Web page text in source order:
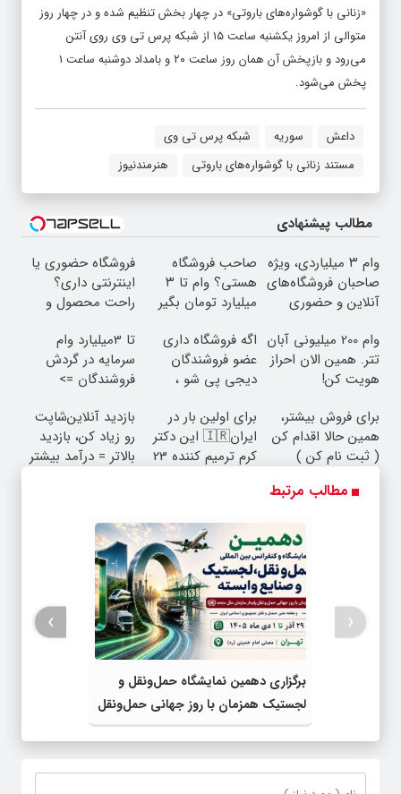
«زنانی با گوشواره‌های باروتی» در چهار بخش تنظیم شده و در چهار روز
متوالی از امروز یکشنبه ساعت ۱۵ از شبکه پرس تی وی روی آنتن
می‌رود و بازپخش آن همان روز ساعت ۲۰ و بامداد دوشنبه ساعت ۱
پخش می‌شود.
داعش سوریه
شبکه پرس تی وی
مستند زنانی با گوشواره‌های باروتی
هنرمندنیوز
مطالب پیشنهادی
وام ۳ میلیاردی، ویژه
صاحبان فروشگاه‌های
آنلاین و حضوری
صاحب فروشگاه
هستی؟ وام تا ۳
میلیارد تومان بگیر
فروشگاه حضوری یا
اینترنتی داری؟
راحت محصول و
وام 200 میلیونی آبان
تتر. همین الان احراز
هویت کن!
اگه فروشگاه داری
عضو فروشندگان
دیجی پی شو ،
تا 3میلیارد وام
سرمایه در گردش
فروشندگان =>
کن
برای فروش بیشتر،
همین حالا اقدام کن
( ثبت نام کن )
برای اولین بار در
ایران🇮🇷 این دکتر
کرم ترمیم کننده 23
بازدید آنلاین‌شاپت
رو زیاد کن، بازدید
بالاتر = درآمد بیشتر
مطالب مرتبط
برگزاری دهمین نمایشگاه حمل‌ونقل و
لجستیک همزمان با روز جهانی حمل‌ونقل
پایدار سازمان ملل متحد
‹
›